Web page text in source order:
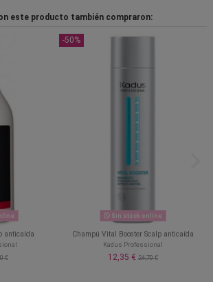
este producto también compraron:
anticaída
€
-50%
Sin stock online
Champú Vital Booster Scalp anticaída
Kadus Professional
12,35 € 24,70 €